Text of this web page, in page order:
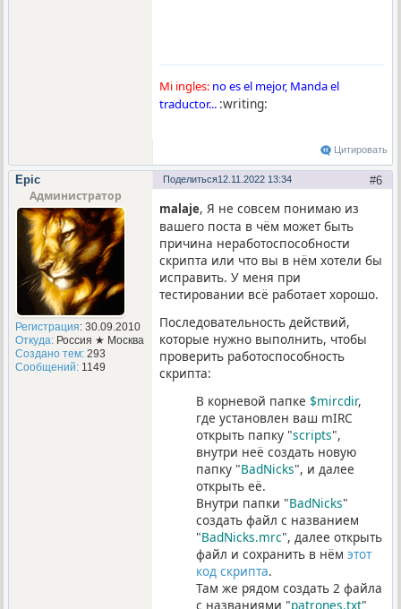
Mi ingles: no es el mejor, Manda el
traductor... :writing:
Цитировать
Поделиться 6
12.11.2022 13:34
Epic
Администратор
Регистрация: 30.09.2010
Откуда:Россия ★ Москва
Создано тем:293
Сообщений:1149
malaje, Я не совсем понимаю из
вашего поста в чём может быть
причина неработоспособности
скрипта или что вы в нём хотели бы
исправить. У меня при
тестировании всё работает хорошо.
Последовательность действий,
которые нужно выполнить, чтобы
проверить работоспособность
скрипта:
В корневой папке$mircdir,
где установлен ваш mIRC
открыть папку "scripts",
внутри неё создать новую
папку "BadNicks", и далее
открыть её.
Внутри папки "BadNicks"
создать файл с названием
"BadNicks.mrc", далее открыть
файл и сохранить в нёмэтот
код скрипта.
Там же рядом создать 2 файла
с названиями "patrones.txt"